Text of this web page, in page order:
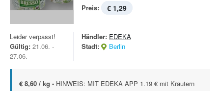
Preis: € 1,29
Leider verpasst!
Gültig: 21.06. -
27.06.
Händler: EDEKA
Stadt:
Berlin
€ 8,60 / kg - HINWEIS: MIT EDEKA APP 1.19 € mit Kräutern